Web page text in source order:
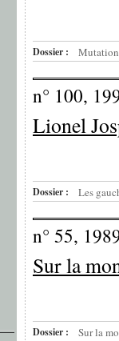
Dossier :
n° 100,
Lionel
Dossier : Les
n° 55,
Sur la
Dossier : Sur la